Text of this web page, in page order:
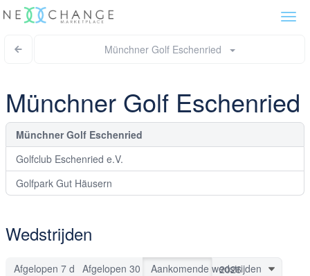
Münchner Golf Eschenried
Münchner Golf Eschenried
Münchner Golf Eschenried
Golfclub Eschenried e.V.
Golfpark Gut Häusern
Wedstrijden
Afgelopen 7 dagenAfgelopen 30 dagenAankomende wedstrijden